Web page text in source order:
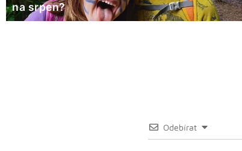
na srpen?
Odebírat